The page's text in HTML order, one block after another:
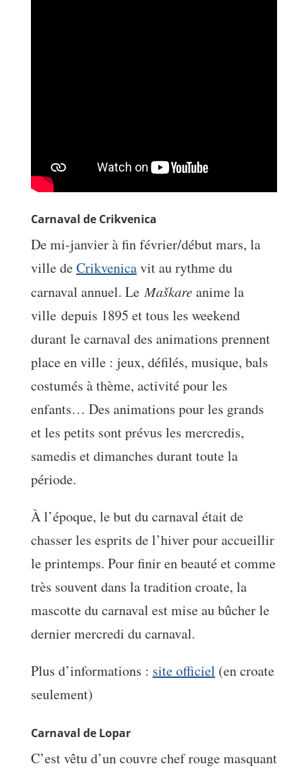
Carnaval de Crikvenica
De mi-janvier à fin février/début mars, la
ville deCrikvenicavit au rythme du
carnaval annuel. LeMaškareanime la
ville depuis 1895 et tous les weekend
durant le carnaval des animations prennent
place en ville : jeux, défilés, musique, bals
costumés à thème, activité pour les
enfants… Des animations pour les grands
et les petits sont prévus les mercredis,
samedis et dimanches durant toute la
période.
À l’époque, le but du carnaval était de
chasser les esprits de l’hiver pour accueillir
le printemps. Pour finir en beauté et comme
très souvent dans la tradition croate, la
mascotte du carnaval est mise au bûcher le
dernier mercredi du carnaval.
Plus d’informations : site officiel (en croate
seulement)
Carnaval de Lopar
C’est vêtu d’un couvre chef rouge masquant